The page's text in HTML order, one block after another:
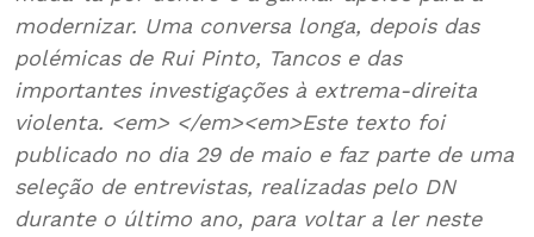
modernizar. Uma conversa longa, depois das
polémicas de Rui Pinto, Tancos e das
importantes investigações à extrema-direita
violenta. <em> </em><em>Este texto foi
publicado no dia 29 de maio e faz parte de uma
seleção de entrevistas, realizadas pelo DN
durante o último ano, para voltar a ler neste